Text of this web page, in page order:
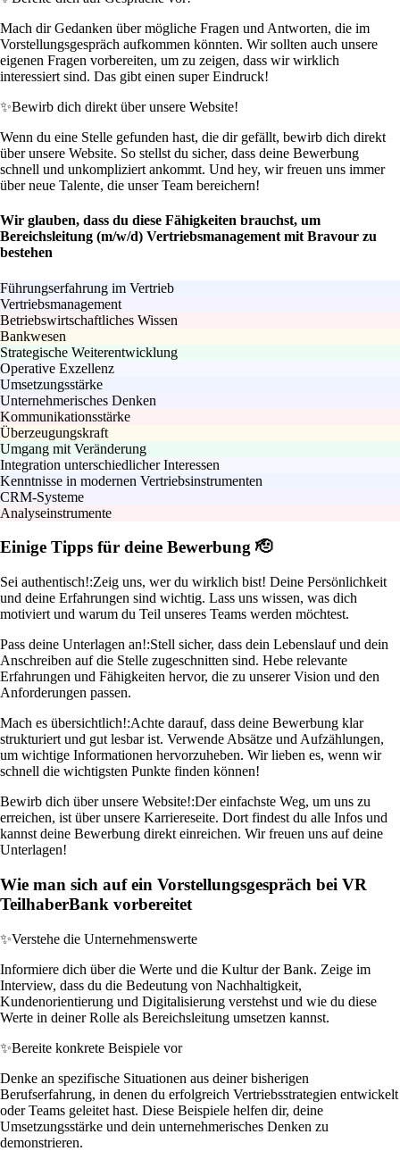
Mach dir Gedanken über mögliche Fragen und Antworten, die im
Vorstellungsgespräch aufkommen könnten. Wir sollten auch unsere
eigenen Fragen vorbereiten, um zu zeigen, dass wir wirklich
interessiert sind. Das gibt einen super Eindruck!
✨Bewirb dich direkt über unsere Website!
Wenn du eine Stelle gefunden hast, die dir gefällt, bewirb dich direkt
über unsere Website. So stellst du sicher, dass deine Bewerbung
schnell und unkompliziert ankommt. Und hey, wir freuen uns immer
über neue Talente, die unser Team bereichern!
Wir glauben, dass du diese Fähigkeiten brauchst, um
Bereichsleitung (m/w/d) Vertriebsmanagement mit Bravour zu
bestehen
Führungserfahrung im Vertrieb
Vertriebsmanagement
Betriebswirtschaftliches Wissen
Bankwesen
Strategische Weiterentwicklung
Operative Exzellenz
Umsetzungsstärke
Unternehmerisches Denken
Kommunikationsstärke
Überzeugungskraft
Umgang mit Veränderung
Integration unterschiedlicher Interessen
Kenntnisse in modernen Vertriebsinstrumenten
CRM-Systeme
Analyseinstrumente
Einige Tipps für deine Bewerbung 🫡
Sei authentisch!:Zeig uns, wer du wirklich bist! Deine Persönlichkeit
und deine Erfahrungen sind wichtig. Lass uns wissen, was dich
motiviert und warum du Teil unseres Teams werden möchtest.
Pass deine Unterlagen an!:Stell sicher, dass dein Lebenslauf und dein
Anschreiben auf die Stelle zugeschnitten sind. Hebe relevante
Erfahrungen und Fähigkeiten hervor, die zu unserer Vision und den
Anforderungen passen.
Mach es übersichtlich!:Achte darauf, dass deine Bewerbung klar
strukturiert und gut lesbar ist. Verwende Absätze und Aufzählungen,
um wichtige Informationen hervorzuheben. Wir lieben es, wenn wir
schnell die wichtigsten Punkte finden können!
Bewirb dich über unsere Website!:Der einfachste Weg, um uns zu
erreichen, ist über unsere Karriereseite. Dort findest du alle Infos und
kannst deine Bewerbung direkt einreichen. Wir freuen uns auf deine
Unterlagen!
Wie man sich auf ein Vorstellungsgespräch bei VR
TeilhaberBank vorbereitet
✨Verstehe die Unternehmenswerte
Informiere dich über die Werte und die Kultur der Bank. Zeige im
Interview, dass du die Bedeutung von Nachhaltigkeit,
Kundenorientierung und Digitalisierung verstehst und wie du diese
Werte in deiner Rolle als Bereichsleitung umsetzen kannst.
✨Bereite konkrete Beispiele vor
Denke an spezifische Situationen aus deiner bisherigen
Berufserfahrung, in denen du erfolgreich Vertriebsstrategien entwickelt
oder Teams geleitet hast. Diese Beispiele helfen dir, deine
Umsetzungsstärke und dein unternehmerisches Denken zu
demonstrieren.